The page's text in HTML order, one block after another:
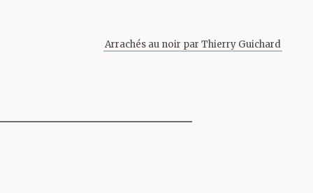
inconnus.
Arrachés au noir par Thierry Guichard